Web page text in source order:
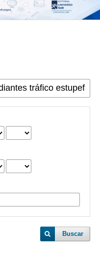
Buscar